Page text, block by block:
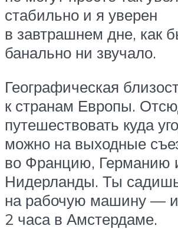
стабильно и я уверен
в завтрашнем дне, как
банально ни звучало.
Географическая
к странам Европы.
путешествовать куда
можно на выходные
во Францию, Германию
Нидерланды. Ты
на рабочую машину — и
2 часа в Амстердаме.